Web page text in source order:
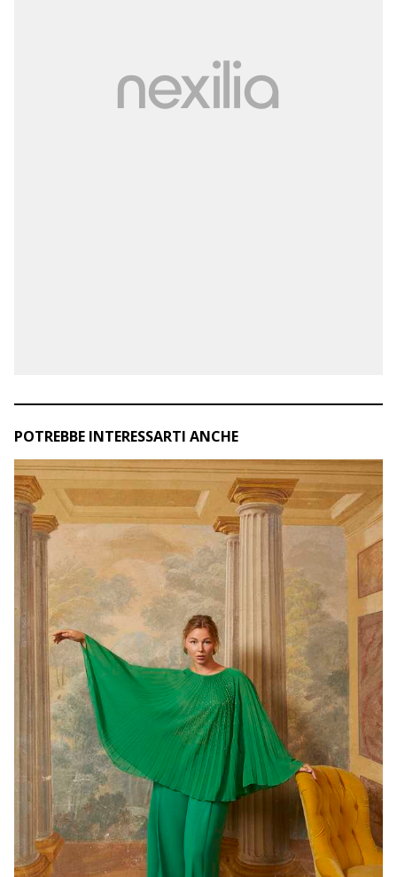
POTREBBE INTERESSARTI ANCHE